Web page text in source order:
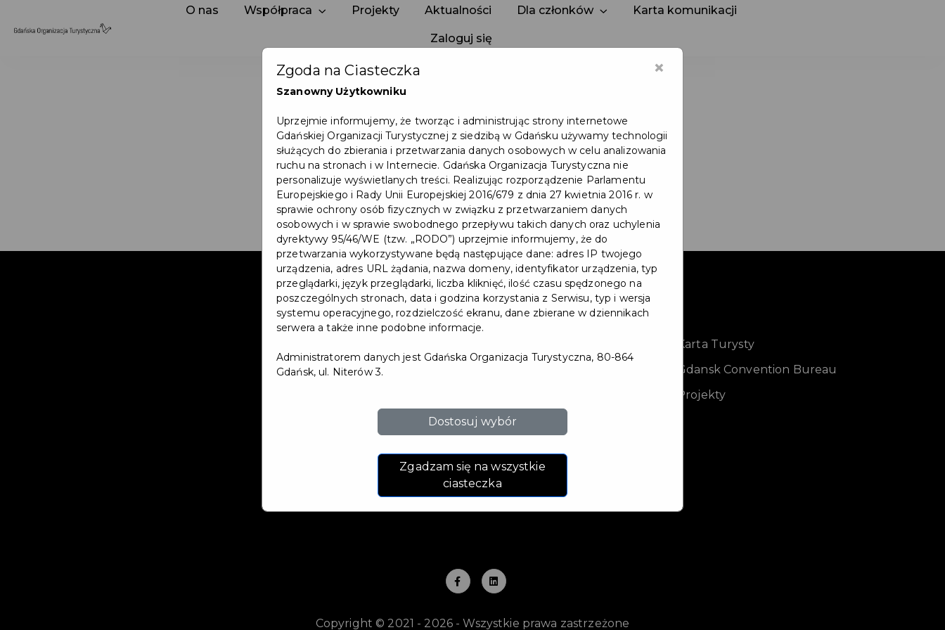
O nas Współpraca Projekty Aktualności Dla członków Karta komunikacji
Zaloguj się
Strona w rozbudowie
Będziemy wkrótce – dziękujemy za cierpliwość!
80-864 Gdańsk
got@visitgdansk.com
pobrania
materiały
E-sklep
Karta Turysty
Gdansk Convention Bureau
Projekty
Copyright © 2021 - 2026 - Wszystkie prawa zastrzeżone
×
Zgoda na Ciasteczka
Szanowny Użytkowniku
Uprzejmie informujemy, że tworząc i administrując strony internetowe
Gdańskiej Organizacji Turystycznej z siedzibą w Gdańsku używamy technologii
służących do zbierania i przetwarzania danych osobowych w celu analizowania
ruchu na stronach i w Internecie. Gdańska Organizacja Turystyczna nie
personalizuje wyświetlanych treści. Realizując rozporządzenie Parlamentu
Europejskiego i Rady Unii Europejskiej 2016/679 z dnia 27 kwietnia 2016 r. w
sprawie ochrony osób fizycznych w związku z przetwarzaniem danych
osobowych i w sprawie swobodnego przepływu takich danych oraz uchylenia
dyrektywy 95/46/WE (tzw. „RODO”) uprzejmie informujemy, że do
przetwarzania wykorzystywane będą następujące dane: adres IP twojego
urządzenia, adres URL żądania, nazwa domeny, identyfikator urządzenia, typ
przeglądarki, język przeglądarki, liczba kliknięć, ilość czasu spędzonego na
poszczególnych stronach, data i godzina korzystania z Serwisu, typ i wersja
systemu operacyjnego, rozdzielczość ekranu, dane zbierane w dziennikach
serwera a także inne podobne informacje.
Administratorem danych jest Gdańska Organizacja Turystyczna, 80-864
Gdańsk, ul. Niterów 3.
Dostosuj wybór
Zgadzam się na wszystkie
ciasteczka